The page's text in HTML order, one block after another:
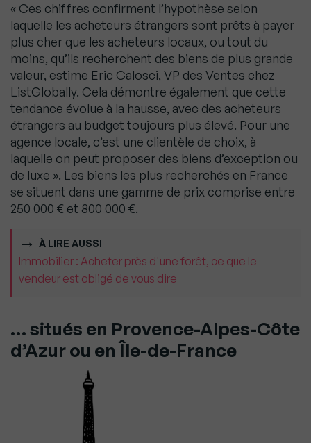
« Ces chiffres confirment l’hypothèse selon
laquelle les acheteurs étrangers sont prêts à payer
plus cher que les acheteurs locaux, ou tout du
moins, qu’ils recherchent des biens de plus grande
valeur, estime Eric Calosci, VP des Ventes chez
ListGlobally. Cela démontre également que cette
tendance évolue à la hausse, avec des acheteurs
étrangers au budget toujours plus élevé. Pour une
agence locale, c’est une clientèle de choix, à
laquelle on peut proposer des biens d’exception ou
de luxe ». Les biens les plus recherchés en France
se situent dans une gamme de prix comprise entre
250 000 € et 800 000 €.
À LIRE AUSSI
Immobilier : Acheter près d'une forêt, ce que le
vendeur est obligé de vous dire
… situés en Provence-Alpes-Côte
d’Azur ou en Île-de-France